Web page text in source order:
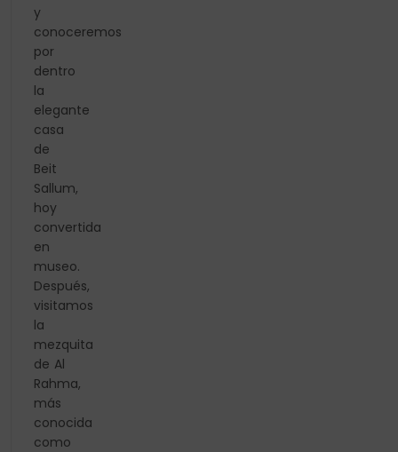
y
conoceremos
por
dentro
la
elegante
casa
de
Beit
Sallum,
hoy
convertida
en
museo.
Después,
visitamos
la
mezquita
de Al
Rahma,
más
conocida
como